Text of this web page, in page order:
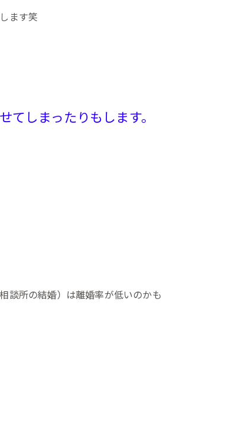
ます笑
しまったりもします。
談所の結婚）は離婚率が低いのかも